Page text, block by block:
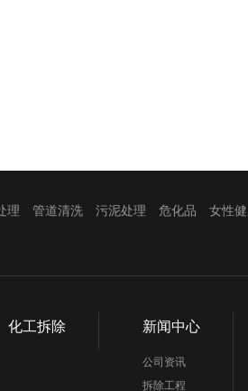
理 管道清洗 污泥处理 危化品 女性
化工拆除 新闻中心
公司资讯
拆除工程